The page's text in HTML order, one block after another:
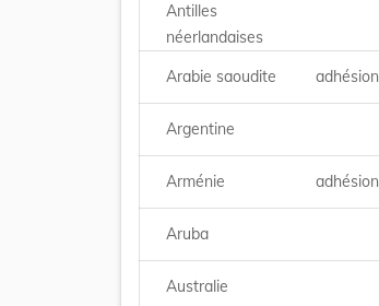
Antilles
néerlandaises
Arabie saoudite adhésion
Argentine
Arménie adhésion
Aruba
Australie